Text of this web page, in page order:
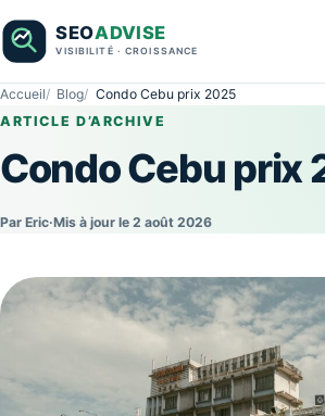
Accueil Blog
Condo Cebu prix 2025
ARTICLE D’ARCHIVE
Condo Cebu prix
Par Eric·Mis à jour le 2 août 2026